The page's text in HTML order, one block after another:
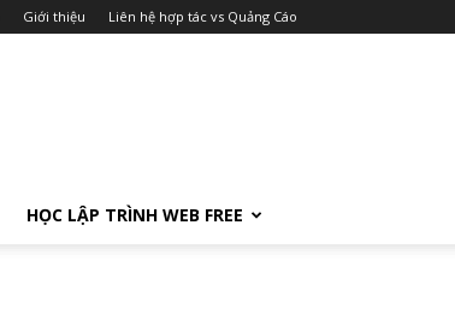
Giới thiệu Liên hệ hợp tác vs Quảng Cáo
HỌC LẬP TRÌNH WEB FREE